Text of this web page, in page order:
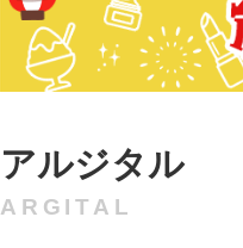
アルジタル
ARGITAL